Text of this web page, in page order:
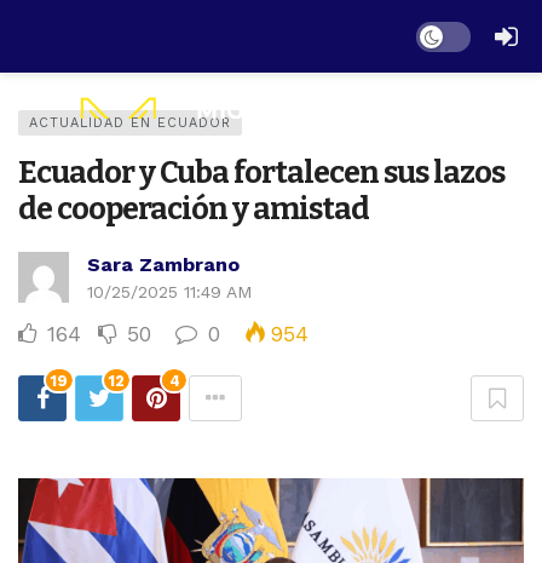
Dark mode
ACTUALIDAD EN ECUADOR
Ecuador y Cuba fortalecen sus lazos
de cooperación y amistad
Sara Zambrano
10/25/2025 11:49 AM
164 50 0 954
19 12 4